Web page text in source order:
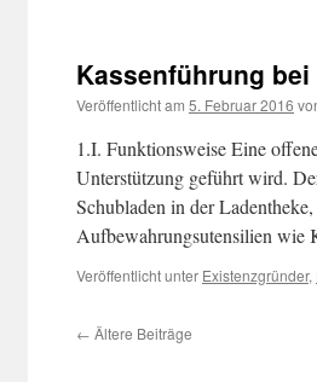
Kassenführung
Veröffentlicht am 5. Februar 2016
1.I. Funktionsweise Eine
Unterstützung geführt wird.
Schubladen in der
Aufbewahrungsutensilien
Veröffentlicht unter Existenzgründer,
← Ältere Beiträge